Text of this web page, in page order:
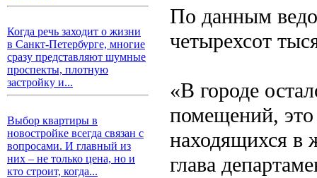
Когда речь заходит о жизни
в Санкт-Петербурге, многие
сразу представляют шумные
проспекты, плотную
застройку и...
Выбор квартиры в
новостройке всегда связан с
вопросами. И главный из
них – не только цена, но и
кто строит, когда...
По данным
четырехсот
«В городе
помещений, это
находящихся
глава